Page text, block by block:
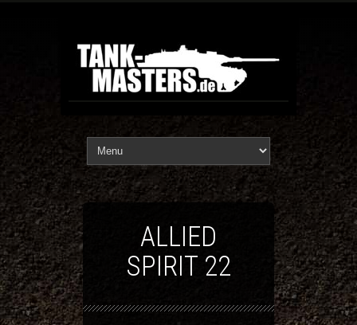
ALLIED
SPIRIT 22